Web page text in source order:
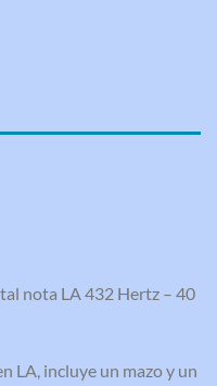
nota LA 432 Hertz – 40
LA, incluye un mazo y un